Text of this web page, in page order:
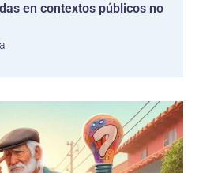
en contextos públicos no